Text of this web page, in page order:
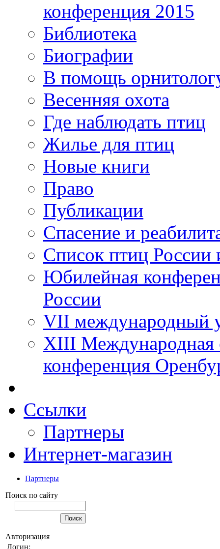
конференция 2015
Библиотека
Биографии
В помощь
Весенняя охота
Где наблюдать птиц
Жилье для птиц
Новые книги
Право
Публикации
Спасение и
Список птиц России
Юбилейная
России
VII международный
XIII Международная
конференция
Ссылки
Партнеры
Интернет-магазин
Партнеры
Поиск по сайту
Авторизация
Логин: